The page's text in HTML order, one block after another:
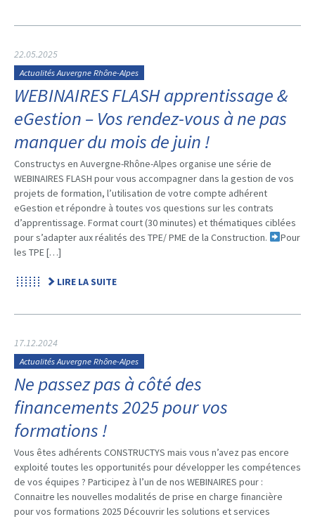
22.05.2025
Actualités Auvergne Rhône-Alpes
WEBINAIRES FLASH apprentissage &
eGestion – Vos rendez-vous à ne pas
manquer du mois de juin !
Constructys en Auvergne-Rhône-Alpes organise une série de
WEBINAIRES FLASH pour vous accompagner dans la gestion de vos
projets de formation, l’utilisation de votre compte adhérent
eGestion et répondre à toutes vos questions sur les contrats
d’apprentissage. Format court (30 minutes) et thématiques ciblées
pour s’adapter aux réalités des TPE/ PME de la Construction.
Pour
les TPE […]
LIRE LA SUITE
17.12.2024
Actualités Auvergne Rhône-Alpes
Ne passez pas à côté des
financements 2025 pour vos
formations !
Vous êtes adhérents CONSTRUCTYS mais vous n’avez pas encore
exploité toutes les opportunités pour développer les compétences
de vos équipes ? Participez à l’un de nos WEBINAIRES pour :
Connaitre les nouvelles modalités de prise en charge financière
pour vos formations 2025 Découvrir les solutions et services